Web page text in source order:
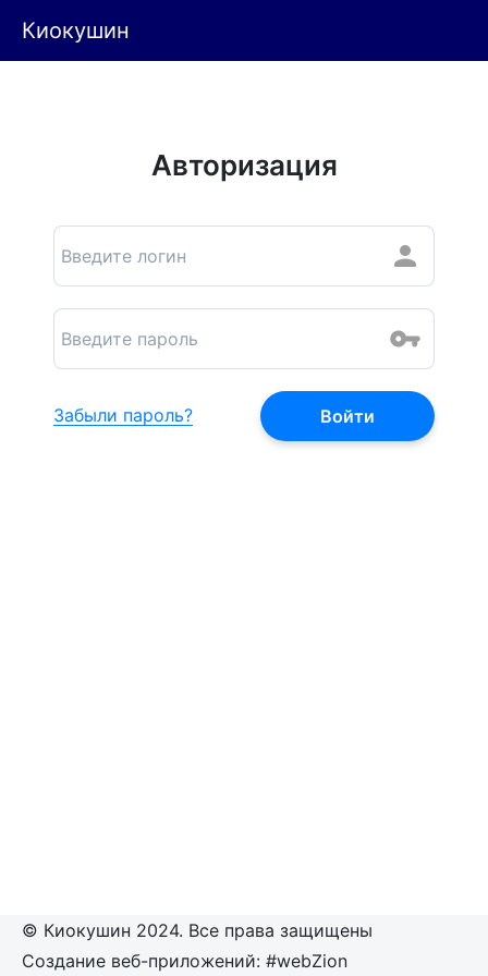
Киокушин
Авторизация
Забыли пароль?
© Киокушин 2024. Все права защищены
Создание веб-приложений: #webZion